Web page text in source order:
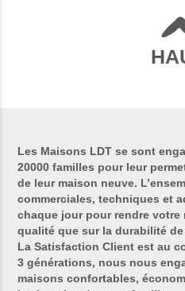
Les Maisons LDT se sont
20000 familles pour leur
de leur maison neuve.
commerciales, techniques et
chaque jour pour rendre
qualité que sur la durabilité
La Satisfaction Client est au
3 générations, nous nous
maisons confortables,